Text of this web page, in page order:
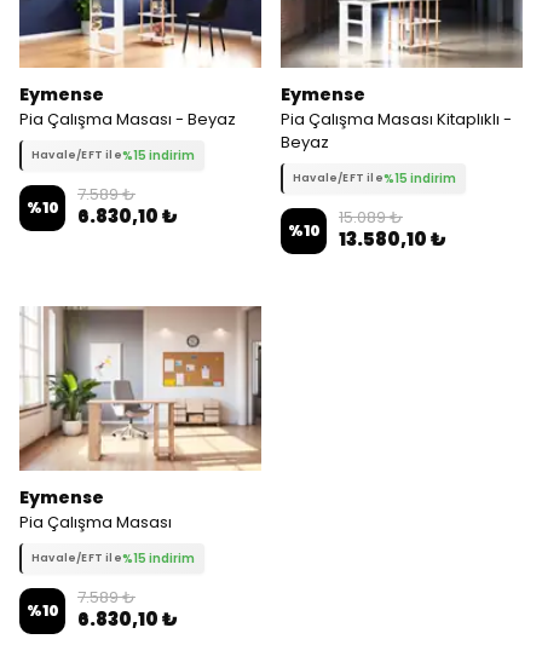
Eymense
Pia Çalışma Masası - Beyaz
Havale/EFT ile%15 indirim
%10
7.589 ₺
6.830,10 ₺
Eymense
Pia Çalışma Masası Kitaplıklı -
Beyaz
Havale/EFT ile%15 indirim
%10
15.089 ₺
13.580,10 ₺
Eymense
Pia Çalışma Masası
Havale/EFT ile%15 indirim
%10
7.589 ₺
6.830,10 ₺